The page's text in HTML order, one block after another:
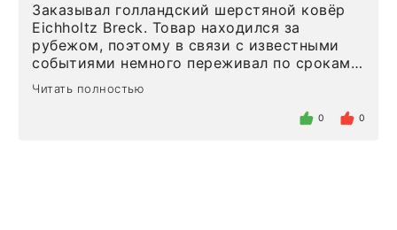
Заказывал голландский шерстяной ковёр
Eichholtz Breck. Товар находился за
рубежом, поэтому в связи с известными
событиями немного переживал по срокам.
Но homeadore привезли ровно в
определенное в договоре время, без
Читать полностью
0 0